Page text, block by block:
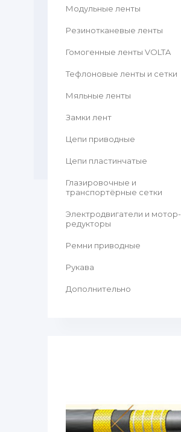
Модульные ленты
Резинотканевые ленты
Гомогенные ленты VOLTA
Тефлоновые ленты и сетки
Мяльные ленты
Замки лент
Цепи приводные
Цепи пластинчатые
Глазировочные и
транспортёрные сетки
Электродвигатели и мотор-
редукторы
Ремни приводные
Рукава
Дополнительно